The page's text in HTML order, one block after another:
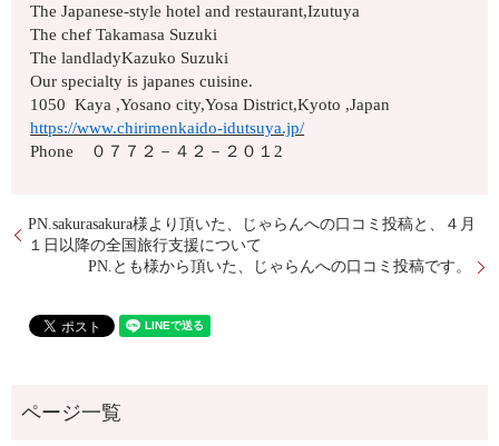
The Japanese-style hotel and restaurant,Izutuya
The chef Takamasa Suzuki
The landladyKazuko Suzuki
Our specialty is japanes cuisine.
1050 Kaya ,Yosano city,Yosa District,Kyoto ,Japan
https://www.chirimenkaido-idutsuya.jp/
Phone ０７７２－４２－２０１2
PN.sakurasakura様より頂いた、じゃらんへの口コミ投稿と、４月
１日以降の全国旅行支援について
PN.とも様から頂いた、じゃらんへの口コミ投稿です。